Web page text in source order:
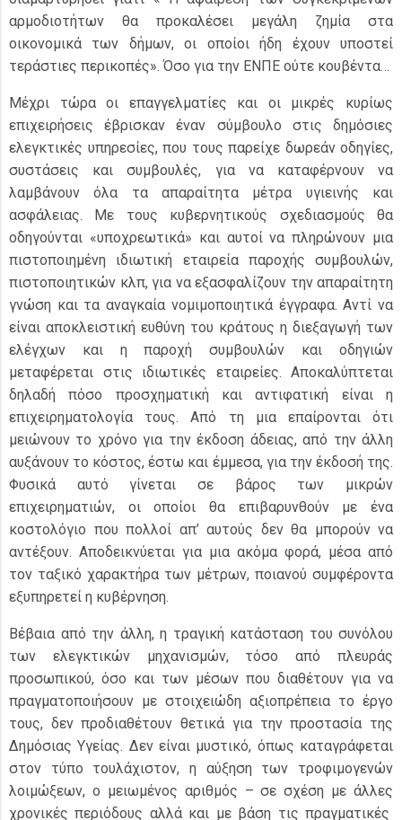
αρμοδιοτήτων θα προκαλέσει μεγάλη ζημία στα
οικονομικά των δήμων, οι οποίοι ήδη έχουν υποστεί
τεράστιες περικοπές». Όσο για την ΕΝΠΕ ούτε κουβέντα…
Μέχρι τώρα οι επαγγελματίες και οι μικρές κυρίως
επιχειρήσεις έβρισκαν έναν σύμβουλο στις δημόσιες
ελεγκτικές υπηρεσίες, που τους παρείχε δωρεάν οδηγίες,
συστάσεις και συμβουλές, για να καταφέρνουν να
λαμβάνουν όλα τα απαραίτητα μέτρα υγιεινής και
ασφάλειας. Με τους κυβερνητικούς σχεδιασμούς θα
οδηγούνται «υποχρεωτικά» και αυτοί να πληρώνουν μια
πιστοποιημένη ιδιωτική εταιρεία παροχής συμβουλών,
πιστοποιητικών κλπ, για να εξασφαλίζουν την απαραίτητη
γνώση και τα αναγκαία νομιμοποιητικά έγγραφα. Αντί να
είναι αποκλειστική ευθύνη του κράτους η διεξαγωγή των
ελέγχων και η παροχή συμβουλών και οδηγιών
μεταφέρεται στις ιδιωτικές εταιρείες. Αποκαλύπτεται
δηλαδή πόσο προσχηματική και αντιφατική είναι η
επιχειρηματολογία τους. Από τη μια επαίρονται ότι
μειώνουν το χρόνο για την έκδοση άδειας, από την άλλη
αυξάνουν το κόστος, έστω και έμμεσα, για την έκδοσή της.
Φυσικά αυτό γίνεται σε βάρος των μικρών
επιχειρηματιών, οι οποίοι θα επιβαρυνθούν με ένα
κοστολόγιο που πολλοί απ’ αυτούς δεν θα μπορούν να
αντέξουν. Αποδεικνύεται για μια ακόμα φορά, μέσα από
τον ταξικό χαρακτήρα των μέτρων, ποιανού συμφέροντα
εξυπηρετεί η κυβέρνηση.
Βέβαια από την άλλη, η τραγική κατάσταση του συνόλου
των ελεγκτικών μηχανισμών, τόσο από πλευράς
προσωπικού, όσο και των μέσων που διαθέτουν για να
πραγματοποιήσουν με στοιχειώδη αξιοπρέπεια το έργο
τους, δεν προδιαθέτουν θετικά για την προστασία της
Δημόσιας Υγείας. Δεν είναι μυστικό, όπως καταγράφεται
στον τύπο τουλάχιστον, η αύξηση των τροφιμογενών
λοιμώξεων, ο μειωμένος αριθμός – σε σχέση με άλλες
χρονικές περιόδους αλλά και με βάση τις πραγματικές